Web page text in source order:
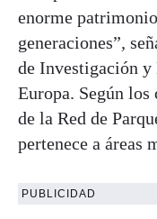
enorme
generaciones”,
de Investigación y
Europa. Según
de la Red de
pertenece a áreas
PUBLICIDAD